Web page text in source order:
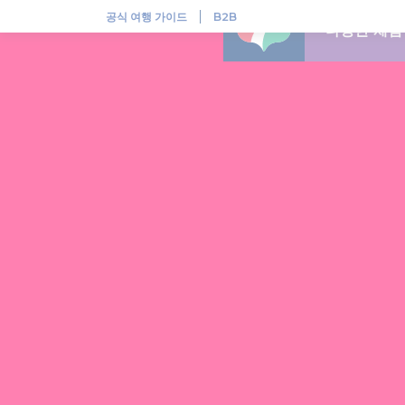
공식 여행 가이드 B2B
다양한 체